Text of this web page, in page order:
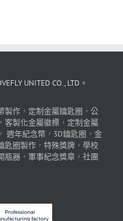
UNITED CO., LTD。
製作 ， 定制金屬鑰匙圈 ， 公
， 客製化金屬徽標 ， 定制金屬
， 週年紀念幣 ， 3D鑰匙圈 ， 金
匙圈製作 ， 特殊獎牌 ， 學校
瓶器 ， 軍事紀念獎章 ， 社團